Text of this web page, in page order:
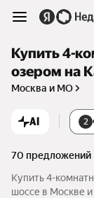
Купить 4-
озером на
Москва и МО
AI 2
70 предложений
Купить 4-
шоссе в Москве